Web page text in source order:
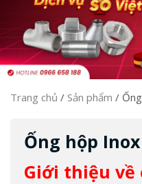
Trang chủ / Sản phẩm /
Ống hộp Inox
Giới thiệu về